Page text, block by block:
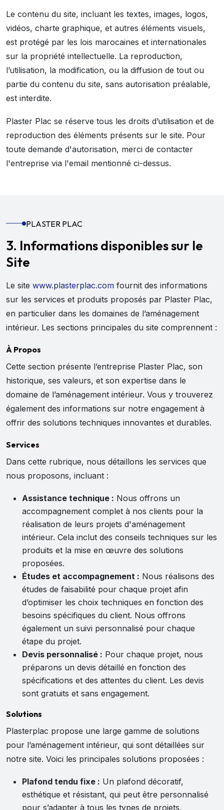
Le contenu du site, incluant les textes, images, logos,
vidéos, charte graphique, et autres éléments visuels,
est protégé par les lois marocaines et internationales
sur la propriété intellectuelle. La reproduction,
l’utilisation, la modification, ou la diffusion de tout ou
partie du contenu du site, sans autorisation préalable,
est interdite.
Plaster Plac se réserve tous les droits d’utilisation et de
reproduction des éléments présents sur le site. Pour
toute demande d'autorisation, merci de contacter
l'entreprise via l'email mentionné ci-dessus.
PLASTER PLAC
3. Informations disponibles sur le
Site
Le site www.plasterplac.com fournit des informations
sur les services et produits proposés par Plaster Plac,
en particulier dans les domaines de l’aménagement
intérieur. Les sections principales du site comprennent :
À Propos
Cette section présente l’entreprise Plaster Plac, son
historique, ses valeurs, et son expertise dans le
domaine de l’aménagement intérieur. Vous y trouverez
également des informations sur notre engagement à
offrir des solutions techniques innovantes et durables.
Services
Dans cette rubrique, nous détaillons les services que
nous proposons, incluant :
Assistance technique : Nous offrons un
accompagnement complet à nos clients pour la
réalisation de leurs projets d'aménagement
intérieur. Cela inclut des conseils techniques sur les
produits et la mise en œuvre des solutions
proposées.
Études et accompagnement : Nous réalisons des
études de faisabilité pour chaque projet afin
d’optimiser les choix techniques en fonction des
besoins spécifiques du client. Nous offrons
également un suivi personnalisé pour chaque
étape du projet.
Devis personnalisé : Pour chaque projet, nous
préparons un devis détaillé en fonction des
spécifications et des attentes du client. Les devis
sont gratuits et sans engagement.
Solutions
Plasterplac propose une large gamme de solutions
pour l’aménagement intérieur, qui sont détaillées sur
notre site. Voici les principales solutions proposées :
Plafond tendu fixe : Un plafond décoratif,
esthétique et résistant, qui peut être personnalisé
pour s’adapter à tous les types de projets.